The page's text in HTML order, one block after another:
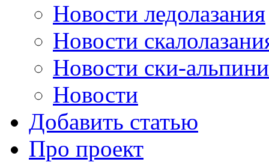
Новости ледолазания
Новости
Новости ски-
Новости
Добавить статью
Про проект